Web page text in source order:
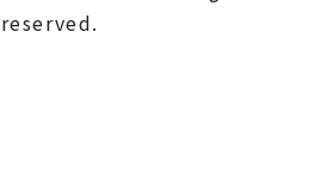
reserved.